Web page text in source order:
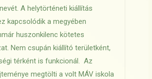
A helytörténeti kiállítás
kapcsolódik a megyében
huszonkilenc kötetes
Nem csupán kiállító területként,
térként is funkcionál. Az
megtölti a volt MÁV iskola